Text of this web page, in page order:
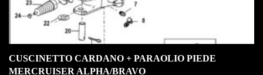
CUSCINETTO CARDANO + PARAOLIO PIEDE
MERCRUISER ALPHA/BRAVO